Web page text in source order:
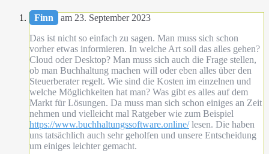
Finn
am 23. September 2023
Das ist nicht so einfach zu sagen. Man muss sich schon
vorher etwas informieren. In welche Art soll das alles gehen?
Cloud oder Desktop? Man muss sich auch die Frage stellen,
ob man Buchhaltung machen will oder eben alles über den
Steuerberater regelt. Wie sind die Kosten im einzelnen und
welche Möglichkeiten hat man? Was gibt es alles auf dem
Markt für Lösungen. Da muss man sich schon einiges an Zeit
nehmen und vielleicht mal Ratgeber wie zum Beispiel
https://www.buchhaltungssoftware.online/lesen. Die haben
uns tatsächlich auch sehr geholfen und unsere Entscheidung
um einiges leichter gemacht.